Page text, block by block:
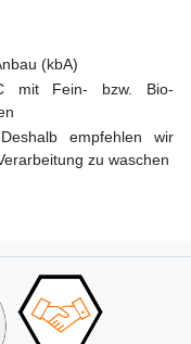
(kbA)
mit Fein- bzw. Bio-
empfehlen wir
zu waschen